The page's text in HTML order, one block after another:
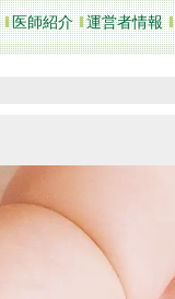
医師紹介 運営者情報